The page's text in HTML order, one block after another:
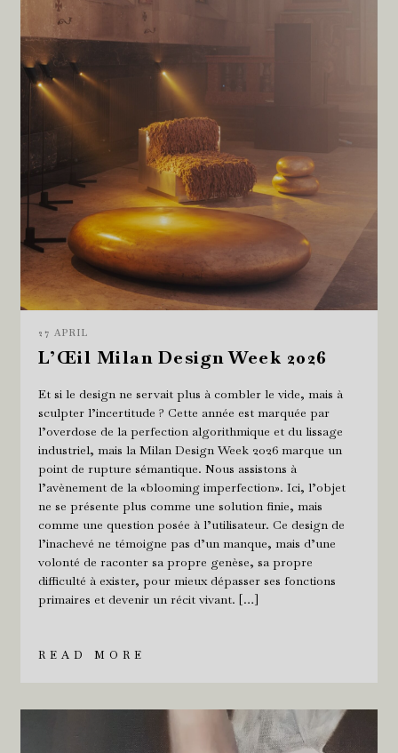
27 APRIL
L’Œil Milan Design Week 2026
Et si le design ne servait plus à combler le vide, mais à
sculpter l’incertitude ? Cette année est marquée par
l’overdose de la perfection algorithmique et du lissage
industriel, mais la Milan Design Week 2026 marque un
point de rupture sémantique. Nous assistons à
l’avènement de la «blooming imperfection». Ici, l’objet
ne se présente plus comme une solution finie, mais
comme une question posée à l’utilisateur. Ce design de
l’inachevé ne témoigne pas d’un manque, mais d’une
volonté de raconter sa propre genèse, sa propre
difficulté à exister, pour mieux dépasser ses fonctions
primaires et devenir un récit vivant. […]
READ MORE